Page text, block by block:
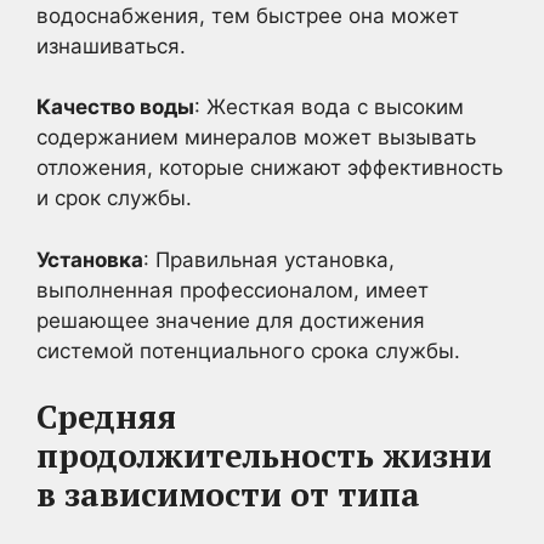
водоснабжения, тем быстрее она может
изнашиваться.
Качество воды: Жесткая вода с высоким
содержанием минералов может вызывать
отложения, которые снижают эффективность
и срок службы.
Установка: Правильная установка,
выполненная профессионалом, имеет
решающее значение для достижения
системой потенциального срока службы.
Средняя
продолжительность жизни
в зависимости от типа